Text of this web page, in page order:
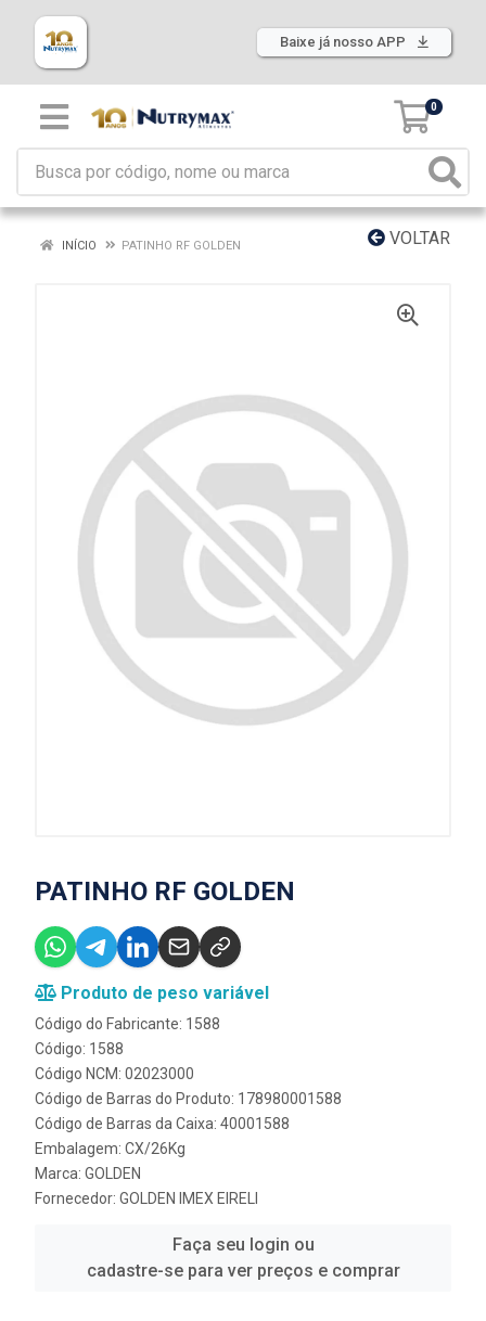
Baixe já nosso APP
0
VOLTAR
INÍCIO PATINHO RF GOLDEN
PATINHO RF GOLDEN
Produto de peso variável
Código do Fabricante: 1588
Código: 1588
Código NCM: 02023000
Código de Barras do Produto: 178980001588
Código de Barras da Caixa: 40001588
Embalagem: CX/26Kg
Marca: GOLDEN
Fornecedor: GOLDEN IMEX EIRELI
Faça seu login ou
cadastre-se para ver preços e comprar